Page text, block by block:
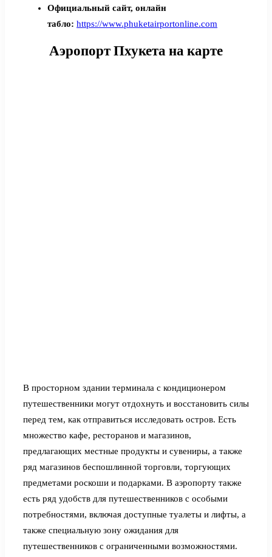
Официальный сайт, онлайн
табло: https://www.phuketairportonline.com
Аэропорт Пхукета на карте
В просторном здании терминала с кондиционером
путешественники могут отдохнуть и восстановить силы
перед тем, как отправиться исследовать остров. Есть
множество кафе, ресторанов и магазинов,
предлагающих местные продукты и сувениры, а также
ряд магазинов беспошлинной торговли, торгующих
предметами роскоши и подарками. В аэропорту также
есть ряд удобств для путешественников с особыми
потребностями, включая доступные туалеты и лифты, а
также специальную зону ожидания для
путешественников с ограниченными возможностями.